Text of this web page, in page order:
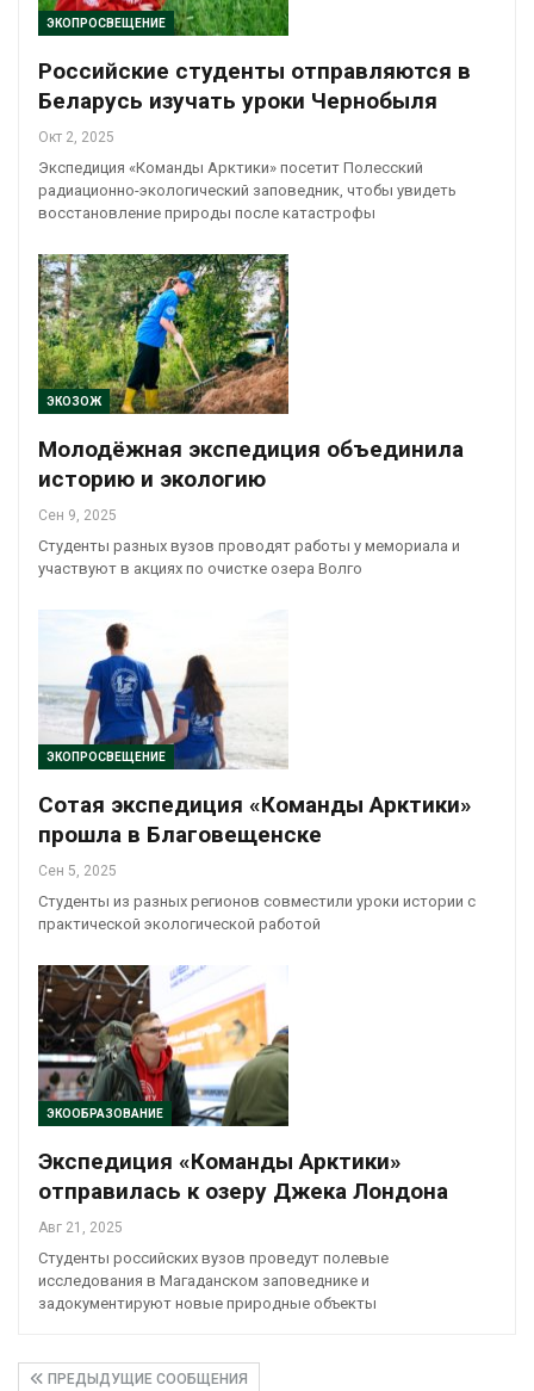
ЭКОПРОСВЕЩЕНИЕ
Российские студенты отправляются в
Беларусь изучать уроки Чернобыля
Окт 2, 2025
Экспедиция «Команды Арктики» посетит Полесский
радиационно-экологический заповедник, чтобы увидеть
восстановление природы после катастрофы
ЭКОЗОЖ
Молодёжная экспедиция объединила
историю и экологию
Сен 9, 2025
Студенты разных вузов проводят работы у мемориала и
участвуют в акциях по очистке озера Волго
ЭКОПРОСВЕЩЕНИЕ
Сотая экспедиция «Команды Арктики»
прошла в Благовещенске
Сен 5, 2025
Студенты из разных регионов совместили уроки истории с
практической экологической работой
ЭКООБРАЗОВАНИЕ
Экспедиция «Команды Арктики»
отправилась к озеру Джека Лондона
Авг 21, 2025
Студенты российских вузов проведут полевые
исследования в Магаданском заповеднике и
задокументируют новые природные объекты
ПРЕДЫДУЩИЕ СООБЩЕНИЯ